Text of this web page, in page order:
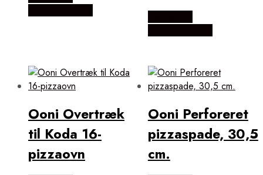
Ooni Overtræk
til Koda 16-
pizzaovn
Ooni Perforeret
pizzaspade, 30,5
cm.